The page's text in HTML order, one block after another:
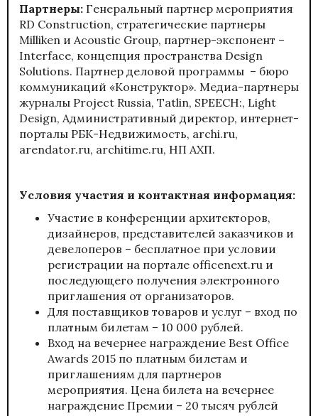
Партнеры: Генеральный партнер мероприятия
RD Construction, стратегические партнеры
Milliken и Acoustic Group, партнер-экспонент –
Interface, концепция пространства Design
Solutions. Партнер деловой программы – бюро
коммуникаций «Конструктор». Медиа-партнеры
журналы Project Russia, Tatlin, SPEECH:, Light
Design, Административный директор, интернет-
порталы РБК-Недвижимость, archi.ru,
arendator.ru, architime.ru, НП АХП.
Условия участия и контактная информация:
Участие в конференции архитекторов,
дизайнеров, представителей заказчиков и
девелоперов – бесплатное при условии
регистрации на портале officenext.ru и
последующего получения электронного
приглашения от организаторов.
Для поставщиков товаров и услуг – вход по
платным билетам – 10 000 рублей.
Вход на вечернее награждение Best Office
Awards 2015 по платным билетам и
приглашениям для партнеров
мероприятия. Цена билета на вечернее
награждение Премии – 20 тысяч рублей